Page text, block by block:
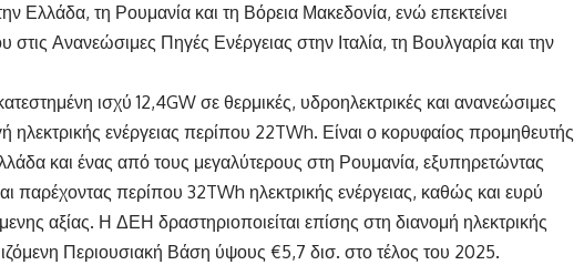
Ελλάδα, τη Ρουμανία και τη Βόρεια Μακεδονία, ενώ επεκτείνει
Ανανεώσιμες Πηγές Ενέργειας στην Ιταλία, τη Βουλγαρία και την
ισχύ 12,4GW σε θερμικές, υδροηλεκτρικές και ανανεώσιμες
ηλεκτρικής ενέργειας περίπου 22TWh. Είναι ο κορυφαίος προμηθευτής
και ένας από τους μεγαλύτερους στη Ρουμανία, εξυπηρετώντας
παρέχοντας περίπου 32TWh ηλεκτρικής ενέργειας, καθώς και ευρύ
αξίας. Η ΔΕΗ δραστηριοποιείται επίσης στη διανομή ηλεκτρικής
Περιουσιακή Βάση ύψους €5,7 δισ. στο τέλος του 2025.